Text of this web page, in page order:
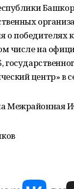
победителях
числе на
центр» в
Межрайонная